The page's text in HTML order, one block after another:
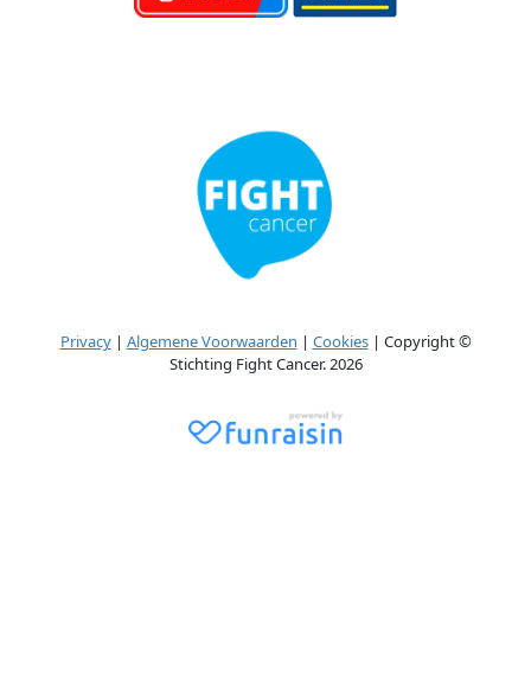
Privacy| Algemene Voorwaarden | Cookies| Copyright ©
Stichting Fight Cancer. 2026